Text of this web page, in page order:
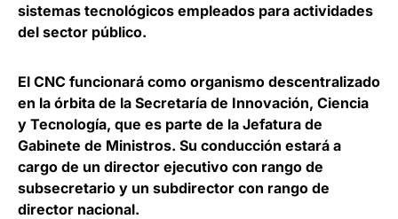
sistemas tecnológicos empleados para actividades
del sector público.
El CNC funcionará como organismo descentralizado
en la órbita de la Secretaría de Innovación, Ciencia
y Tecnología, que es parte de la Jefatura de
Gabinete de Ministros. Su conducción estará a
cargo de un director ejecutivo con rango de
subsecretario y un subdirector con rango de
director nacional.